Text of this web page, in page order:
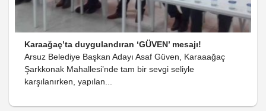
Karaağaç’ta duygulandıran ‘GÜVEN’ mesajı!
Arsuz Belediye Başkan Adayı Asaf Güven, Karaaağaç
Şarkkonak Mahallesi’nde tam bir sevgi seliyle
karşılanırken, yapılan...